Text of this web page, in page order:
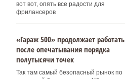
вот вот, опять все радости для
фрилансеров
«Гараж 500» продолжает работать
после опечатывания порядка
полутысячи точек
Так там самый безопасный рынок по